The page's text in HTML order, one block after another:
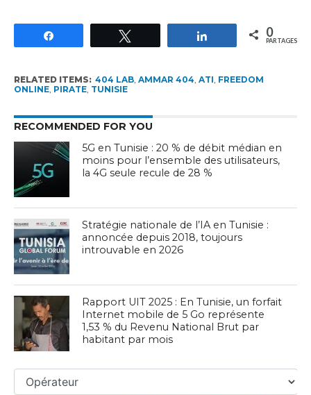
Partagez 0
PARTAGES
RELATED ITEMS: 404 LAB, AMMAR 404 ATI FREEDOM
ONLINE, PIRATE, TUNISIE
RECOMMENDED FOR YOU
5G en Tunisie : 20 % de débit médian en
moins pour l’ensemble des utilisateurs,
la 4G seule recule de 28 %
Stratégie nationale de l’IA en Tunisie :
annoncée depuis 2018, toujours
introuvable en 2026
Rapport UIT 2025 : En Tunisie, un forfait
Internet mobile de 5 Go représente
1,53 % du Revenu National Brut par
habitant par mois